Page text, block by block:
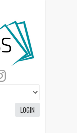
LOGIN